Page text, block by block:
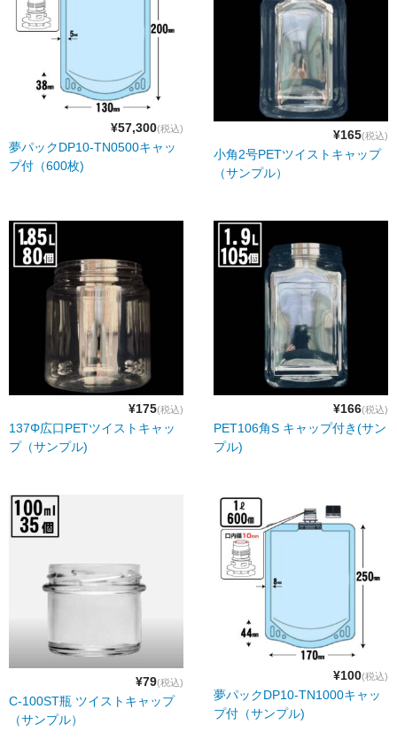
¥57,300(税込)
夢パックDP10-TN0500キャッ
プ付（600枚)
¥165(税込)
小角2号PETツイストキャップ
（サンプル）
¥175(税込)
137Φ広口PETツイストキャッ
プ（サンプル)
¥166(税込)
PET106角S キャップ付き(サン
プル)
¥79(税込)
C-100ST瓶 ツイストキャップ
（サンプル）
¥100(税込)
夢パックDP10-TN1000キャッ
プ付（サンプル)